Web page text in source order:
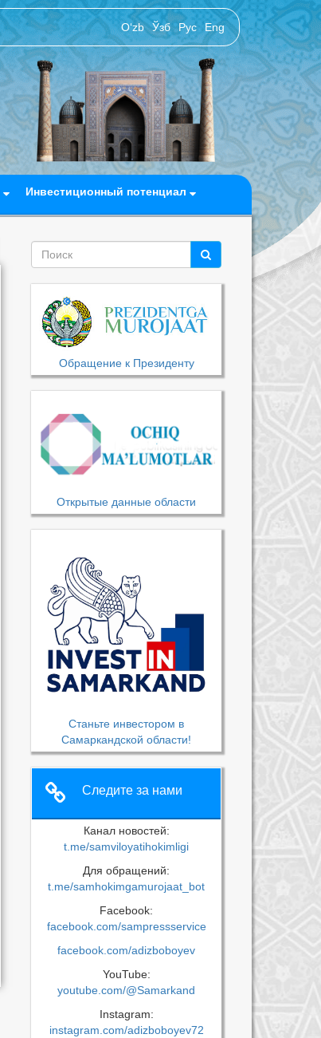
O‘zb Ўзб Рус Eng
Инвестиционный потенциал
Обращение к Президенту
Открытые данные области
Станьте инвестором в
Самаркандской области!
Следите за нами
Канал новостей:
t.me/samviloyatihokimligi
Для обращений:
t.me/samhokimgamurojaat_bot
Facebook:
facebook.com/sampressservice
facebook.com/adizboboyev
YouTube:
youtube.com/@Samarkand
Instagram:
instagram.com/adizboboyev72